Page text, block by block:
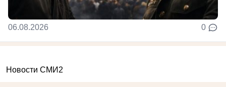
06.08.2026 0
Новости СМИ2